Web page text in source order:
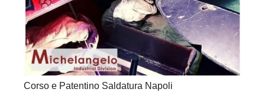
Corso e Patentino Saldatura Napoli